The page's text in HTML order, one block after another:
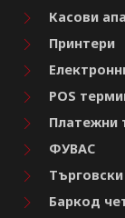
Касови
Принтери
POS
Платежни
ФУВАС
Баркод